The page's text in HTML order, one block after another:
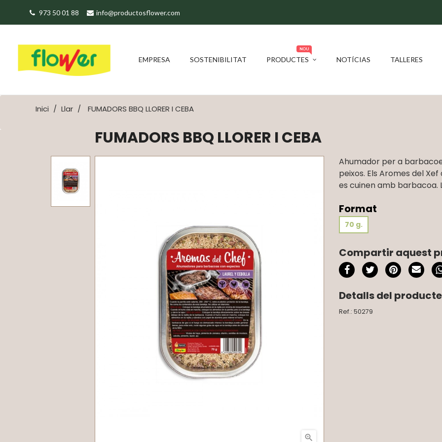
973 50 01 88 info@productosflower.com
EMPRESA SOSTENIBILITAT PRODUCTES
NOU
NOTÍCIAS TALLERES
Inici Llar FUMADORS BBQ LLORER I CEBA
FUMADORS BBQ LLORER I CEBA

Ahumador per a
peixos. Els Aromes del
es cuinen amb barbacoa.
Format
70 g.
Compartir aquest
Detalls del producte
Ref.: 50279